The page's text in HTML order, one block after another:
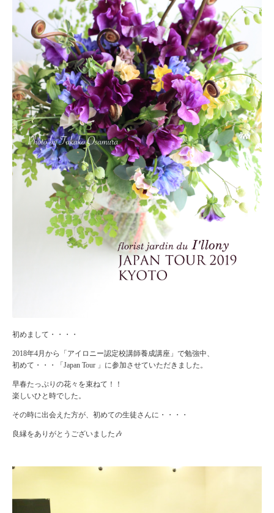
初めまして・・・・
2018年4月から「アイロニー認定校講師養成講座」で勉強中、
初めて・・・「Japan Tour 」に参加させていただきました。
早春たっぷりの花々を束ねて！！
楽しいひと時でした。
その時に出会えた方が、初めての生徒さんに・・・・
良縁をありがとうございました🎶